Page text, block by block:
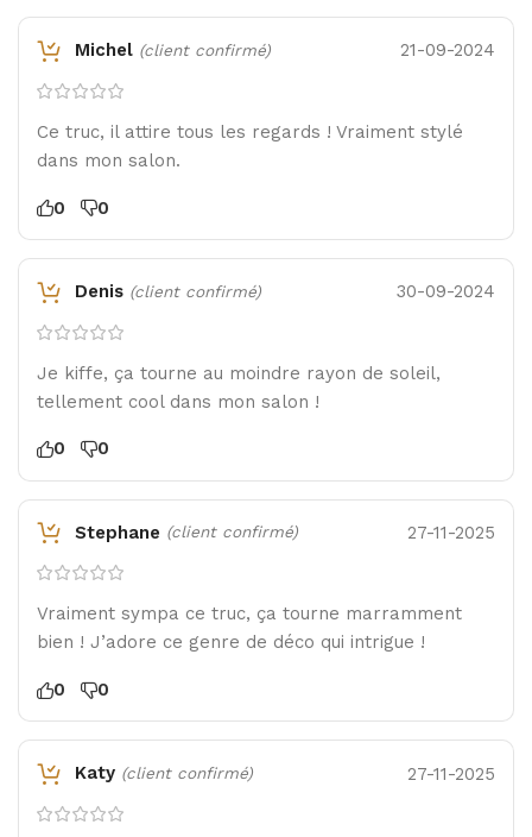
Michel (client confirmé) 21-09-2024
Ce truc, il attire tous les regards ! Vraiment stylé
dans mon salon.
0 0
Denis (client confirmé) 30-09-2024
Je kiffe, ça tourne au moindre rayon de soleil,
tellement cool dans mon salon !
0 0
Stephane (client confirmé) 27-11-2025
Vraiment sympa ce truc, ça tourne marramment
bien ! J’adore ce genre de déco qui intrigue !
0 0
Katy (client confirmé) 27-11-2025